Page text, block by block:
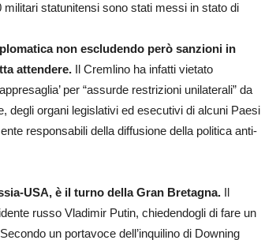
statunitensi sono stati messi in stato di
non escludendo però sanzioni in
attendere. Il Cremlino ha infatti vietato
per “assurde restrizioni unilaterali” da
degli organi legislativi ed esecutivi di alcuni Paesi
responsabili della diffusione della politica anti-
USA, è il turno della Gran Bretagna. Il
russo Vladimir Putin, chiedendogli di fare un
un portavoce dell’inquilino di Downing